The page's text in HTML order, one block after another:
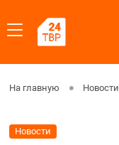
На главную Новости
Новости